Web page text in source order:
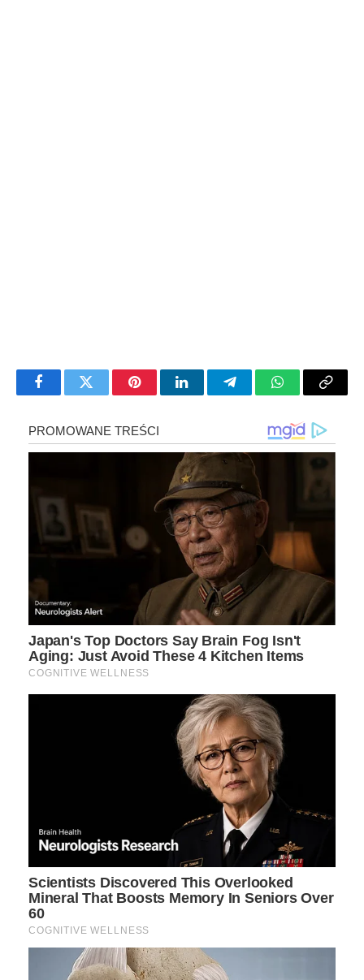
FacebookTwitter PinterestLinkedInTelegramWhatsApp
Copy